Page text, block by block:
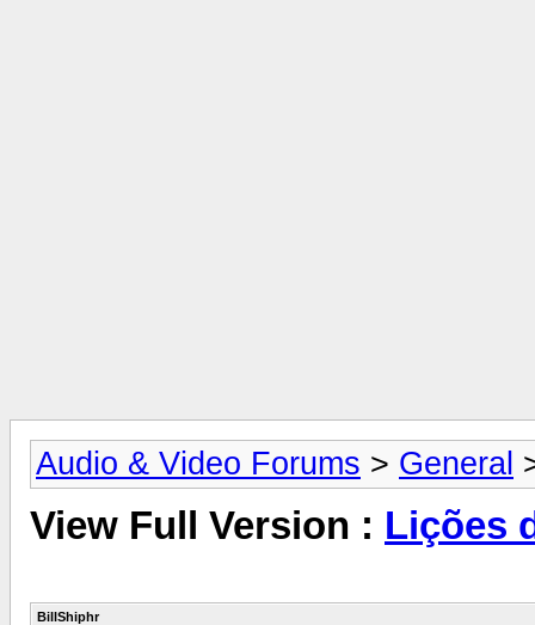
Audio & Video Forums > General
View Full Version : Lições
BillShiphr